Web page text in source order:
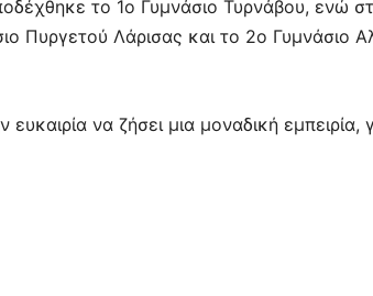
το 1ο Γυμνάσιο Τυρνάβου, ενώ
Πυργετού Λάρισας και το 2ο Γυμνάσιο
να ζήσει μια μοναδική